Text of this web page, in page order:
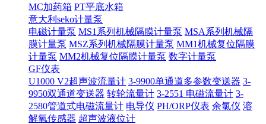
MC加药箱 PT平底水箱
意大利seko计量泵
电磁计量泵 MS1系列机械隔膜计量泵 MSA系列机械隔
膜计量泵 MSZ系列机械隔膜计量泵 MM1机械复位隔膜
计量泵 MM2机械复位隔膜计量泵 数字计量泵
GF仪表
U1000 V2超声波流量计 3-9900单通道多参数变送器 3-
9950双通道变送器 转轮流量计 3-2551 电磁流量计 3-
2580管道式电磁流量计 电导仪 PH/ORP仪表 余氯仪 溶
解氧传感器 超声波液位计